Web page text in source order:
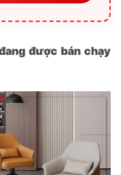
được bán chạy